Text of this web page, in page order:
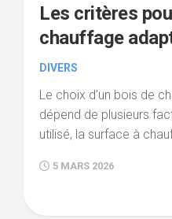
Les critères
chauffage
DIVERS
Le choix d’un bois de
dépend de plusieurs
utilisé, la surface à
5 MARS 2026